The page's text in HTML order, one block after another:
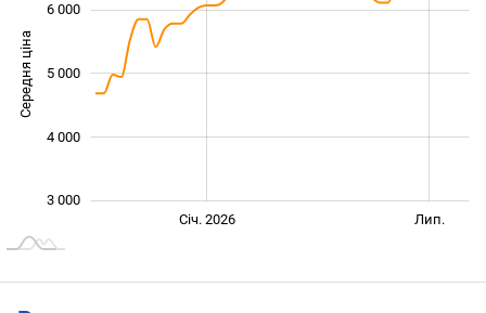
Середня ціна 3 500
3 000
4 000
5 000
6 000
Січ. 2026 Лип.